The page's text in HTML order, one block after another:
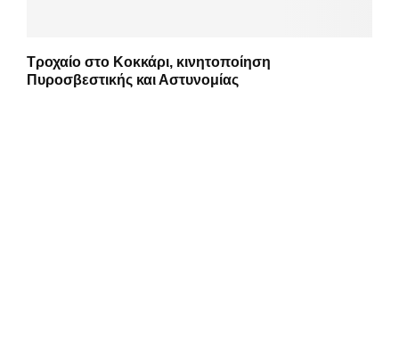
Τροχαίο στο Κοκκάρι, κινητοποίηση
Πυροσβεστικής και Αστυνομίας